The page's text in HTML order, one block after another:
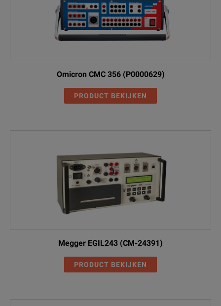
Omicron CMC 356 (P0000629)
PRODUCT BEKIJKEN
Megger EGIL243 (CM-24391)
PRODUCT BEKIJKEN